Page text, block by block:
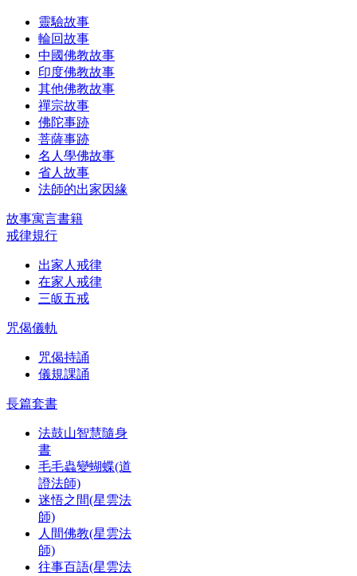
靈驗故事
輪回故事
中國佛教故事
印度佛教故事
其他佛教故事
禪宗故事
佛陀事跡
菩薩事跡
名人學佛故事
省人故事
法師的出家因緣
故事寓言書籍
戒律規行
出家人戒律
在家人戒律
三皈五戒
咒偈儀軌
咒偈持誦
儀規課誦
長篇套書
法鼓山智慧隨身
書
毛毛蟲變蝴蝶(道
證法師)
迷悟之間(星雲法
師)
人間佛教(星雲法
師)
往事百語(星雲法